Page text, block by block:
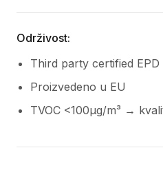
Održivost:
Third party certified EPD
Proizvedeno u EU
TVOC <100µg/m³ →